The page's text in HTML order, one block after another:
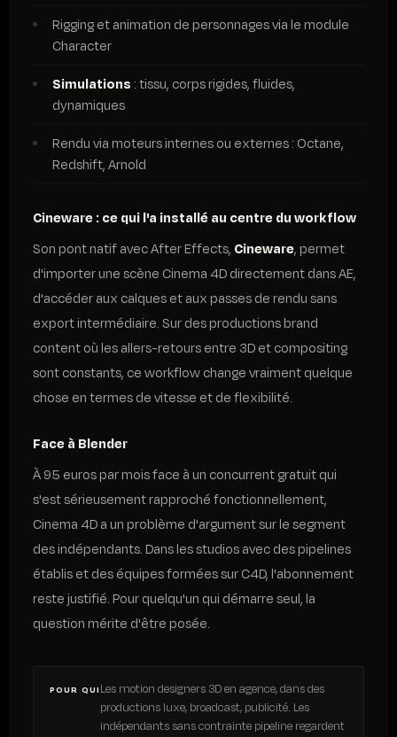
Rigging et animation de personnages via le module
Character
Simulations : tissu, corps rigides, fluides,
dynamiques
Rendu via moteurs internes ou externes : Octane,
Redshift, Arnold
Cineware : ce qui l'a installé au centre du workflow
Son pont natif avec After Effects, Cineware, permet
d'importer une scène Cinema 4D directement dans AE,
d'accéder aux calques et aux passes de rendu sans
export intermédiaire. Sur des productions brand
content où les allers-retours entre 3D et compositing
sont constants, ce workflow change vraiment quelque
chose en termes de vitesse et de flexibilité.
Face à Blender
À 95 euros par mois face à un concurrent gratuit qui
s'est sérieusement rapproché fonctionnellement,
Cinema 4D a un problème d'argument sur le segment
des indépendants. Dans les studios avec des pipelines
établis et des équipes formées sur C4D, l'abonnement
reste justifié. Pour quelqu'un qui démarre seul, la
question mérite d'être posée.
POUR QUI Les motion designers 3D en agence, dans des
productions luxe, broadcast, publicité. Les
indépendants sans contrainte pipeline regardent